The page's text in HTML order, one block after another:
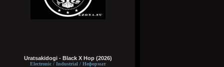
Uratsakidogi - Black X Hop (2026)
Electronic / Industrial / Неформат